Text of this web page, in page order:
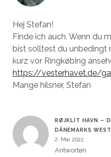
Hej Stefan!
Finde ich auch. Wenn du
bist solltest du unbedingt
kurz vor Ringkøbing
https://vesterhavet.de/
Mange hilsner, Stefan
RØJKLIT HAVN –
DÄNEMARKS
2. Mai 2022
Antworten